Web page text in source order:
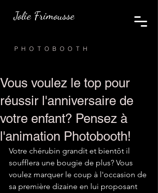
Jolie Frimousse
PHOTOBOOTH
Vous voulez le top pour
réussir l'anniversaire de
votre enfant? Pensez à
l'animation Photobooth!
Votre chérubin grandit et bientôt il
soufflera une bougie de plus? Vous
voulez marquer le coup à l'occasion de
sa première dizaine en lui proposant